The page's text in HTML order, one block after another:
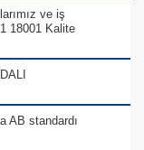
ve iş
18001 Kalite
AB standardı